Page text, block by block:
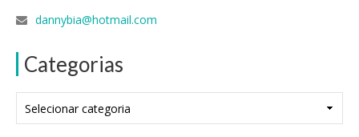
dannybia@hotmail.com
Categorias